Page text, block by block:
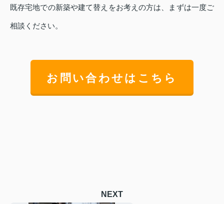
既存宅地での新築や建て替えをお考えの方は、まずは一度ご
相談ください。
お問い合わせはこちら
NEXT